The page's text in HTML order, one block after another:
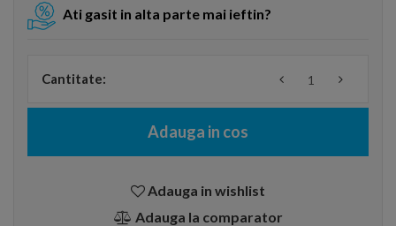
Ati gasit in alta parte mai ieftin?
Cantitate:
Adauga in cos
Adauga in wishlist
Adauga la comparator